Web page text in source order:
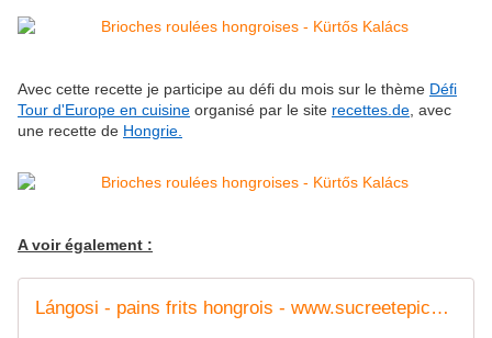
Avec cette recette je participe au défi du mois sur le thème Défi
Tour d'Europe en cuisine organisé par le site recettes.de , avec
une recette de Hongrie.
A voir également :
Lángosi - pains frits hongrois - www.sucreetepices.com